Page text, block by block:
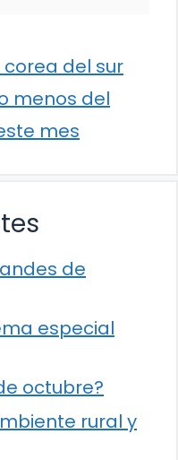
del sur
menos del
mes
de
especial
octubre?
rural y